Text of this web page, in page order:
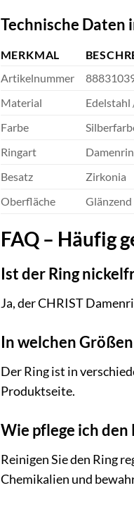
Technische Daten
MERKMAL
Artikelnummer
Material
Farbe
Ringart
Besatz
Zirkonia
Oberfläche
Glänzend
FAQ – Häufig
Ist der Ring
Ja, der CHRIST
In welchen
Der Ring ist in
Produktseite.
Wie pflege ich den
Reinigen Sie den Ring
Chemikalien und